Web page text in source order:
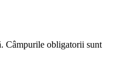
Câmpurile obligatorii sunt